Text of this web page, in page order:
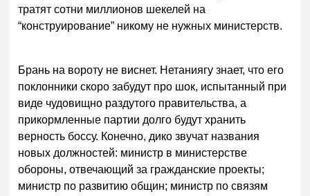
тратят сотни миллионов шекелей на
“конструирование” никому не нужных министерств.
Брань на вороту не виснет. Нетаниягу знает, что его
поклонники скоро забудут про шок, испытанный при
виде чудовищно раздутого правительства, а
прикормленные партии долго будут хранить
верность боссу. Конечно, дико звучат названия
новых должностей: министр в министерстве
обороны, отвечающий за гражданские проекты;
министр по развитию общин; министр по связям